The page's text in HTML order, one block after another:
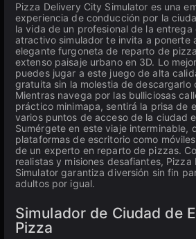
Pizza Delivery City Simulator es una
experiencia de conducción por la
la vida de un profesional de la entrega
atractivo simulador te invita a ponerte
elegante furgoneta de reparto de
extenso paisaje urbano en 3D. Lo
puedes jugar a este juego de alta
gratuita sin la molestia de descargarlo
Mientras navega por las bulliciosas
práctico minimapa, sentirá la prisa de
varios puntos de acceso de la ciudad
Sumérgete en este viaje interminable,
plataformas de escritorio como
de un experto en reparto de pizzas.
realistas y misiones desafiantes, Pizza
Simulator garantiza diversión sin fin
adultos por igual.
Simulador de Ciudad de
Pizza